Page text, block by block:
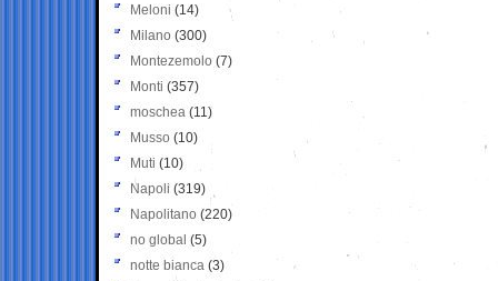
Meloni (14)
Milano (300)
Montezemolo (7)
Monti (357)
moschea (11)
Musso (10)
Muti (10)
Napoli (319)
Napolitano (220)
no global (5)
notte bianca (3)